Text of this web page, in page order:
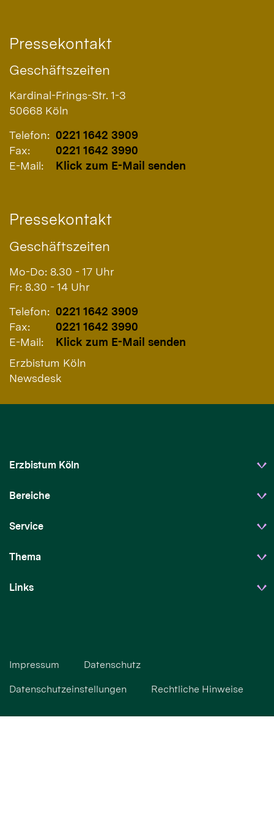
Pressekontakt
Geschäftszeiten
Kardinal-Frings-Str. 1-3
50668 Köln
Telefon: 0221 1642 3909
Fax:
0221 1642 3990
E-Mail:
Klick zum E-Mail senden
Pressekontakt
Geschäftszeiten
Mo-Do: 8.30 - 17 Uhr
Fr: 8.30 - 14 Uhr
Telefon: 0221 1642 3909
Fax:
0221 1642 3990
E-Mail:
Klick zum E-Mail senden
Erzbistum Köln
Newsdesk
Erzbistum Köln
Bereiche
Service
Thema
Links
Impressum Datenschutz
Datenschutzeinstellungen Rechtliche Hinweise